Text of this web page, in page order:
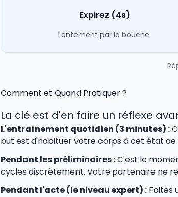
Expirez (4s)
Lentement par la bouche.
Comment et Quand Pratiquer ?
La clé est d'en faire un réflexe
L'entraînement quotidien (3 minutes) :
but est d'habituer votre corps à cet état de
Pendant les préliminaires :C'est le
cycles discrètement. Votre partenaire ne
Pendant l'acte (le niveau expert) : Faites